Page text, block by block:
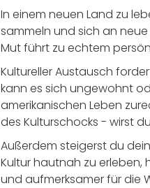
In einem neuen Land zu
sammeln und sich an
Mut führt zu echtem
Kultureller Austausch
kann es sich ungewohnt
amerikanischen Leben
des Kulturschocks - wirst
Außerdem steigerst du
Kultur hautnah zu erleben,
und aufmerksamer für die